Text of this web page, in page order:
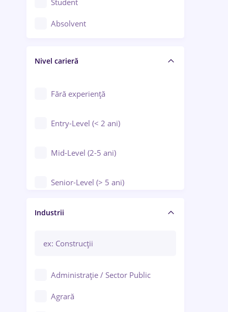
Controlul calității
Educație / Training / Arte
Student
Absolvent
Nivel carieră
Fără experiență
Entry-Level (< 2 ani)
Mid-Level (2-5 ani)
Senior-Level (> 5 ani)
Manager / Executiv
Industrii
Administrație / Sector Public
Agrară